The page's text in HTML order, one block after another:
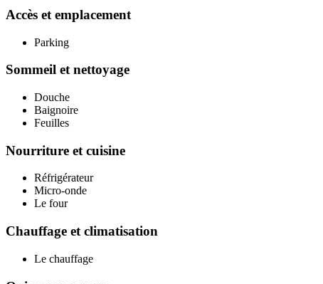
Accès et emplacement
Parking
Sommeil et nettoyage
Douche
Baignoire
Feuilles
Nourriture et cuisine
Réfrigérateur
Micro-onde
Le four
Chauffage et climatisation
Le chauffage